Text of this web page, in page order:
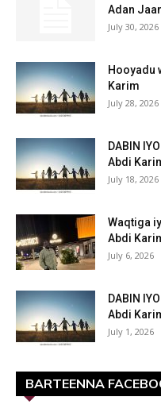
Adan
July 30, 2026
Hooyadu
Karim
July 28, 2026
DABIN
Abdi
July 18, 2026
Waqtiga
Abdi
July 6, 2026
DABIN
Abdi
July 1, 2026
BARTEENNA